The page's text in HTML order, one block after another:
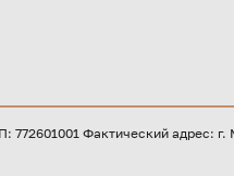
Фактический адрес: